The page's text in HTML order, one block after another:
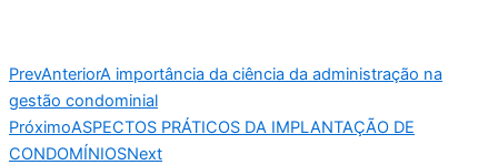
PrevAnteriorA importância da ciência da administração na
gestão condominial
PróximoASPECTOS PRÁTICOS DA IMPLANTAÇÃO DE
CONDOMÍNIOSNext